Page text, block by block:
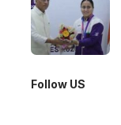
Follow US